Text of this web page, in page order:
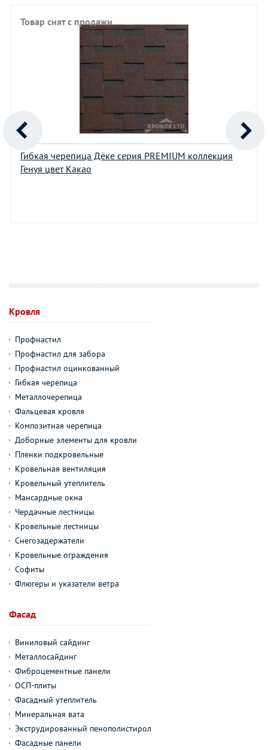
Гибкая черепица Дёке серия PREMIUM коллекция
Генуя цвет Какао
Товар снят с продажи
Кровля
Профнастил
Профнастил для забора
Профнастил оцинкованный
Гибкая черепица
Металлочерепица
Фальцевая кровля
Композитная черепица
Доборные элементы для кровли
Пленки подкровельные
Кровельная вентиляция
Кровельный утеплитель
Мансардные окна
Чердачные лестницы
Кровельные лестницы
Снегозадержатели
Кровельные ограждения
Софиты
Флюгеры и указатели ветра
Фасад
Виниловый сайдинг
Металлосайдинг
Фиброцементные панели
ОСП-плиты
Фасадный утеплитель
Минеральная вата
Экструдированный пенополистирол
Фасадные панели